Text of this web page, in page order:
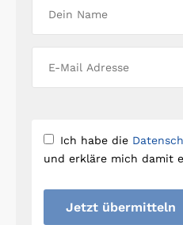
Ich habe die
und erkläre mich damit
Jetzt übermitteln